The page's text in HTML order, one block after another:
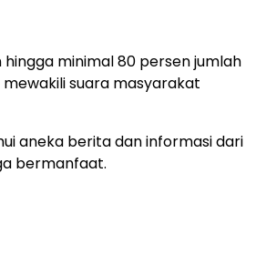
minimal 80 persen jumlah
mewakili suara masyarakat
aneka berita dan informasi dari
bermanfaat.